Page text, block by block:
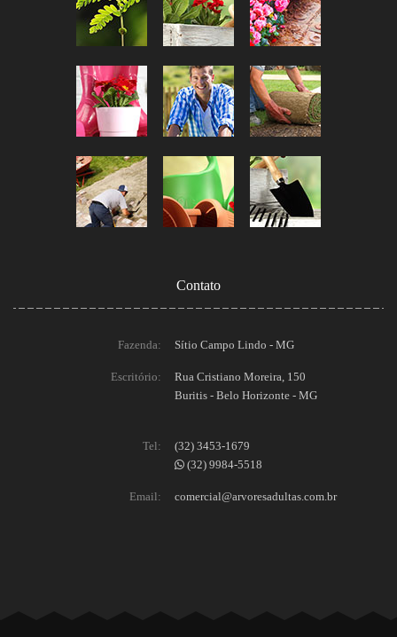
Contato
Fazenda: Sítio Campo Lindo - MG
Escritório:
Rua Cristiano Moreira, 150
Buritis - Belo Horizonte - MG
Tel:
(32) 3453-1679
(32) 9984-5518
Email: comercial@arvoresadultas.com.br